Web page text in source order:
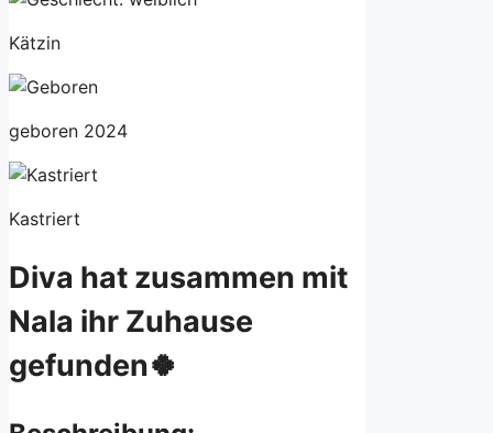
Kätzin
geboren 2024
Kastriert
Diva hat zusammen mit
Nala ihr Zuhause
gefunden🍀